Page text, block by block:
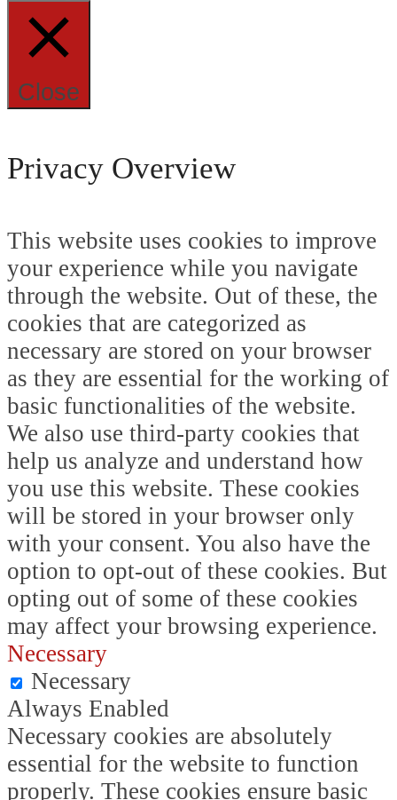
Close
Privacy Overview
This website uses cookies to improve
your experience while you navigate
through the website. Out of these, the
cookies that are categorized as
necessary are stored on your browser
as they are essential for the working of
basic functionalities of the website.
We also use third-party cookies that
help us analyze and understand how
you use this website. These cookies
will be stored in your browser only
with your consent. You also have the
option to opt-out of these cookies. But
opting out of some of these cookies
may affect your browsing experience.
Necessary
Necessary
Always Enabled
Necessary cookies are absolutely
essential for the website to function
properly. These cookies ensure basic